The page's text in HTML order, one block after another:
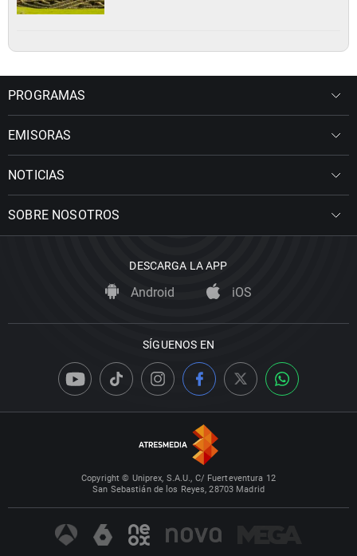
PROGRAMAS
EMISORAS
NOTICIAS
SOBRE NOSOTROS
DESCARGA LA APP
Android iOS
SÍGUENOS EN
Copyright © Uniprex, S.A.U., C/ Fuerteventura 12
San Sebastián de los Reyes, 28703 Madrid